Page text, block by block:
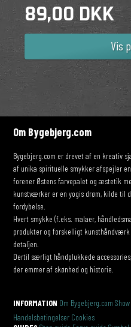
89,00 DKK
Vis
Om Bygebjerg.com
Bygebjerg.com er drevet af en kreativ
af unika spirituelle smykker afspejler
forener Østens farvepalet og æstetik
kunstværker er en yogis drøm, kilde til
fordybelse.
Hvert smykke (f.eks. malaer,
produkter og forskelligt
detaljen.
Dertil særligt håndplukkede
der emmer af skønhed og historie.
INFORMATION Om Bygebjerg.com
Handelsbetingelser Cookies